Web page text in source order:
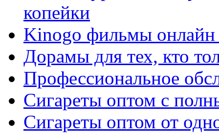
копейки
Kinogo фильмы онлайн
Дорамы для тех, кто
Профессиональное
Сигареты оптом с
Сигареты оптом от